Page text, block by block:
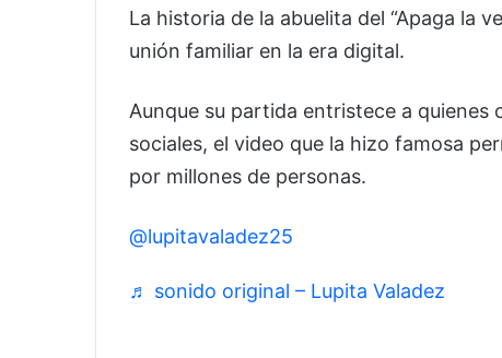
La historia de la abuelita del “Apaga la
unión familiar en la era digital.
Aunque su partida entristece a
sociales, el video que la hizo famosa
por millones de personas.
@lupitavaladez25
♬ sonido original – Lupita Valadez